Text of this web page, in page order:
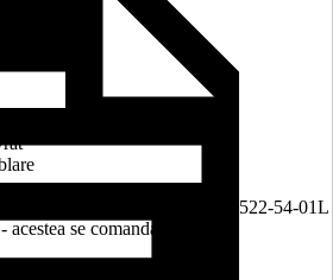
cu 10110480-01-01 si 10104522-54-01L
se comanda separat.